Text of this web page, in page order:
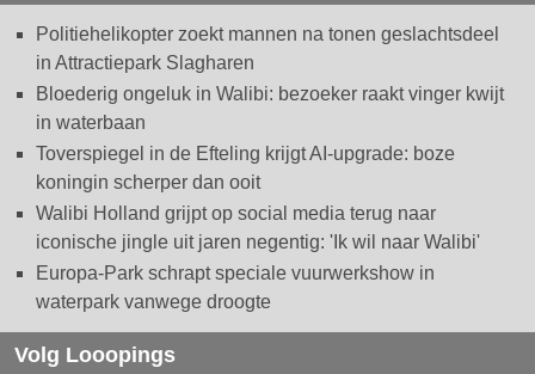
Politiehelikopter zoekt mannen na tonen geslachtsdeel
in Attractiepark Slagharen
Bloederig ongeluk in Walibi: bezoeker raakt vinger kwijt
in waterbaan
Toverspiegel in de Efteling krijgt AI-upgrade: boze
koningin scherper dan ooit
Walibi Holland grijpt op social media terug naar
iconische jingle uit jaren negentig: 'Ik wil naar Walibi'
Europa-Park schrapt speciale vuurwerkshow in
waterpark vanwege droogte
Volg Looopings